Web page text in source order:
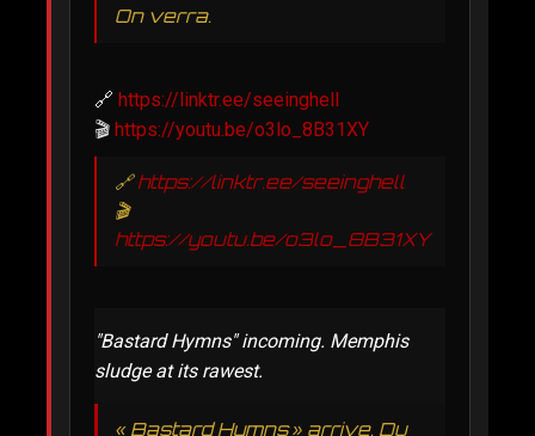
On verra.
🔗 https://linktr.ee/seeinghell
🎬 https://youtu.be/o3lo_8B31XY
🔗https://linktr.ee/seeinghell
🎬
https://youtu.be/o3lo_8B31XY
"Bastard Hymns" incoming. Memphis
sludge at its rawest.
« Bastard Hymns » arrive. Du